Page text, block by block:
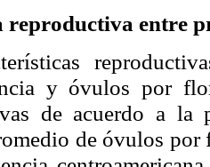
reproductiva entre
y óvulos por
de acuerdo a la
de óvulos por